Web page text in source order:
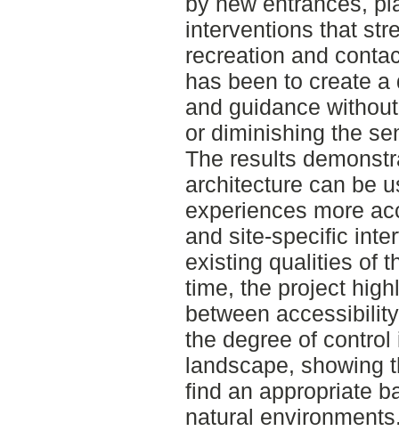
interventions that
recreation and
has been to create
and guidance
or diminishing the
The results
architecture can be
experiences more
and site-specific
existing qualities of
time, the project
between
the degree of
landscape, showing
find an appropriate
natural